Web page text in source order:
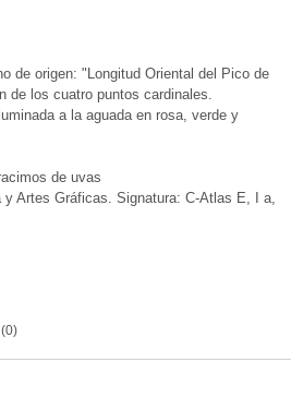
de origen: "Longitud Oriental del Pico de
de los cuatro puntos cardinales.
a la aguada en rosa, verde y
de uvas
Artes Gráficas. Signatura: C-Atlas E, I a,